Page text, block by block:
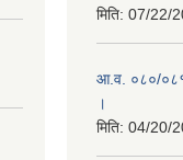
मिति: 07/22/
आ.व. ०८०/०८१
।
मिति: 04/20/